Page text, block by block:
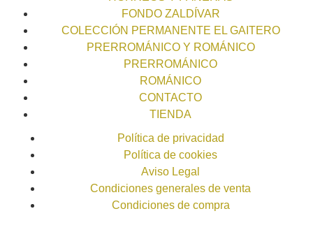
FONDO ZALDÍVAR
COLECCIÓN PERMANENTE EL GAITERO
PRERROMÁNICO Y ROMÁNICO
PRERROMÁNICO
ROMÁNICO
CONTACTO
TIENDA
Política de privacidad
Política de cookies
Aviso Legal
Condiciones generales de venta
Condiciones de compra